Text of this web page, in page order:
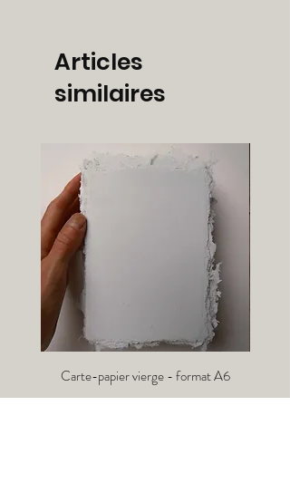
Articles
similaires
Carte-papier vierge - format A6